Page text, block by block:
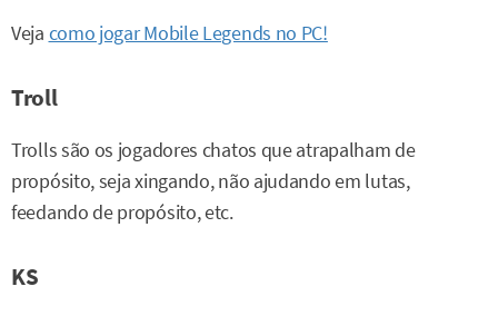
Veja como jogar Mobile Legends no PC!
Troll
Trolls são os jogadores chatos que atrapalham de
propósito, seja xingando, não ajudando em lutas,
feedando de propósito, etc.
KS